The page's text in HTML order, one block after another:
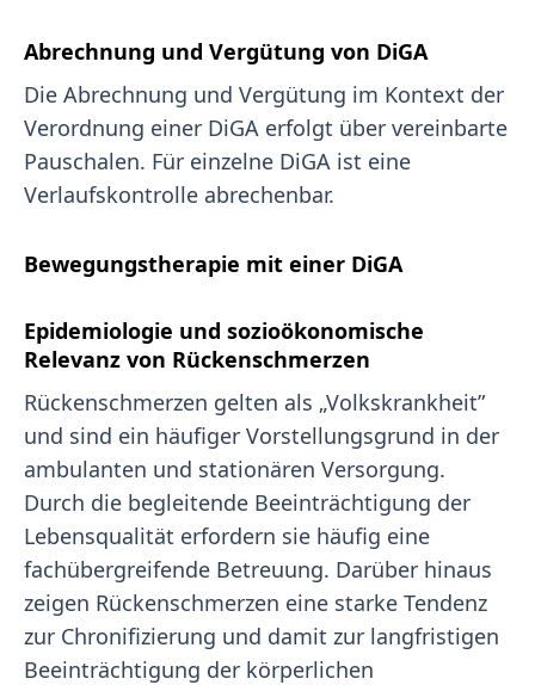
Abrechnung und Vergütung von DiGA
Die Abrechnung und Vergütung im Kontext der
Verordnung einer DiGA erfolgt über vereinbarte
Pauschalen. Für einzelne DiGA ist eine
Verlaufskontrolle abrechenbar.
Bewegungstherapie mit einer DiGA
Epidemiologie und sozioökonomische
Relevanz von Rückenschmerzen
Rückenschmerzen gelten als „Volkskrankheit”
und sind ein häufiger Vorstellungsgrund in der
ambulanten und stationären Versorgung.
Durch die begleitende Beeinträchtigung der
Lebensqualität erfordern sie häufig eine
fachübergreifende Betreuung. Darüber hinaus
zeigen Rückenschmerzen eine starke Tendenz
zur Chronifizierung und damit zur langfristigen
Beeinträchtigung der körperlichen